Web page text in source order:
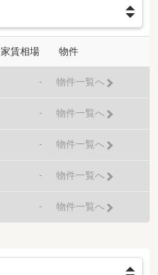
家賃相場 物件
- 物件一覧へ
- 物件一覧へ
- 物件一覧へ
- 物件一覧へ
- 物件一覧へ